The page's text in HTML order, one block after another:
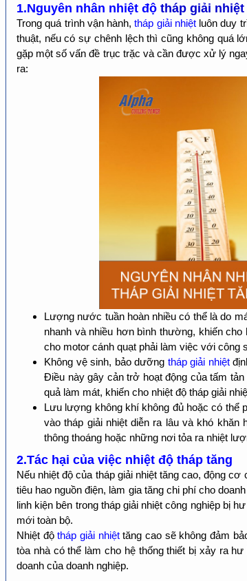
1.Nguyên nhân nhiệt độ tháp giải nhiệt
Trong quá trình vận hành,tháp giải nhiệtluôn duy
thuật, nếu có sự chênh lệch thì cũng không quá
gặp một số vấn đề trục trặc và cần được xử lý
ra:
Lượng nước tuần hoàn nhiều có thể là do
nhanh và nhiều hơn bình thường, khiến
cho motor cánh quạt phải làm việc với công
Không vệ sinh, bảo dưỡng tháp giải nhiệt
Điều này gây cản trở hoạt động của tấm
quả làm mát, khiến cho nhiệt độ tháp giải
Lưu lượng không khí không đủ hoặc có thể
vào tháp giải nhiệt diễn ra lâu và khó
thông thoáng hoặc những nơi tỏa ra nhiệt
2.Tác hại của việc nhiệt độ tháp tăng
Nếu nhiệt độ của tháp giải nhiệt tăng cao, động
tiêu hao nguồn điện, làm gia tăng chi phí cho
linh kiện bên trong tháp giải nhiệt công nghiệp bị
mới toàn bộ.
Nhiệt độtháp giải nhiệttăng cao sẽ không đảm
tòa nhà có thể làm cho hệ thống thiết bị xảy ra
doanh của doanh nghiệp.